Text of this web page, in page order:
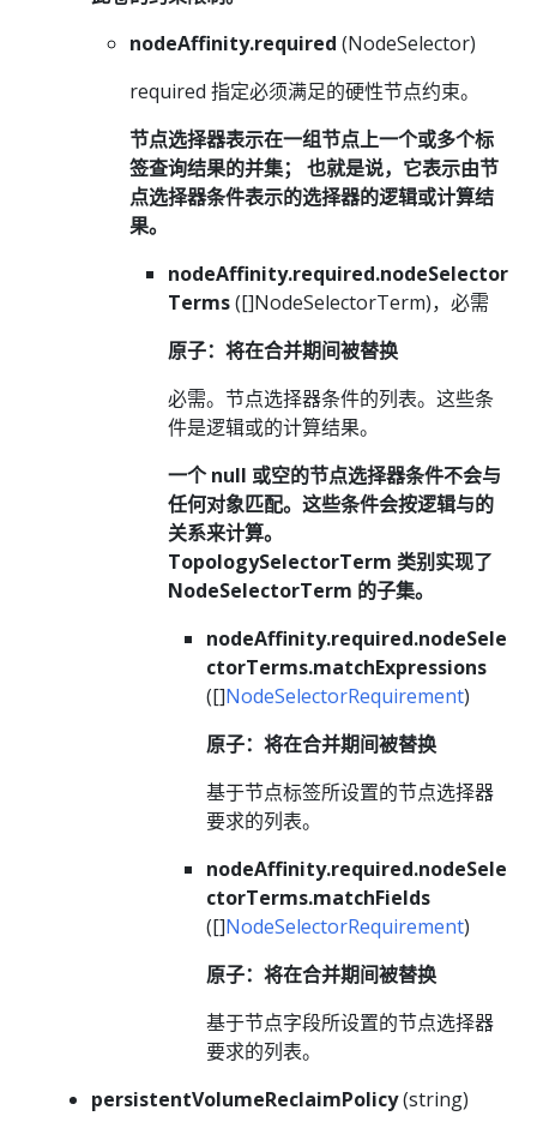
nodeAffinity.required (NodeSelector)
required 指定必须满足的硬性节点约束。
节点选择器表示在一组节点上一个或多个标
签查询结果的并集； 也就是说，它表示由节
点选择器条件表示的选择器的逻辑或计算结
果。
nodeAffinity.required.nodeSelector
Terms([]NodeSelectorTerm)，必需
原子：将在合并期间被替换
必需。节点选择器条件的列表。这些条
件是逻辑或的计算结果。
一个 null 或空的节点选择器条件不会与
任何对象匹配。这些条件会按逻辑与的
关系来计算。
TopologySelectorTerm 类别实现了
NodeSelectorTerm 的子集。
nodeAffinity.required.nodeSele
ctorTerms.matchExpressions
([]NodeSelectorRequirement)
原子：将在合并期间被替换
基于节点标签所设置的节点选择器
要求的列表。
nodeAffinity.required.nodeSele
ctorTerms.matchFields
([]NodeSelectorRequirement)
原子：将在合并期间被替换
基于节点字段所设置的节点选择器
要求的列表。
persistentVolumeReclaimPolicy(string)